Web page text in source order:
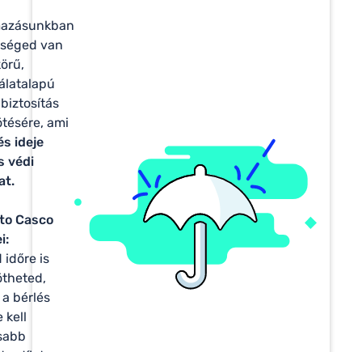
van
ami
ideje
védi
Casco
időre is
bérlés
kell